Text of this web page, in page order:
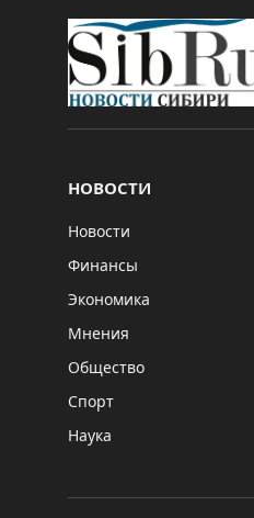
НОВОСТИ
Новости
Финансы
Экономика
Мнения
Общество
Спорт
Наука